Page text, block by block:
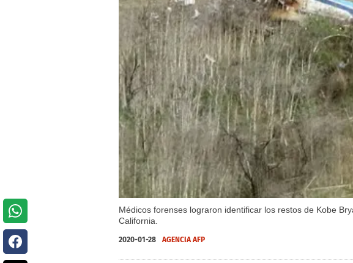
Médicos forenses lograron identificar los restos de Kobe
California.
2020-01-28 AGENCIA AFP